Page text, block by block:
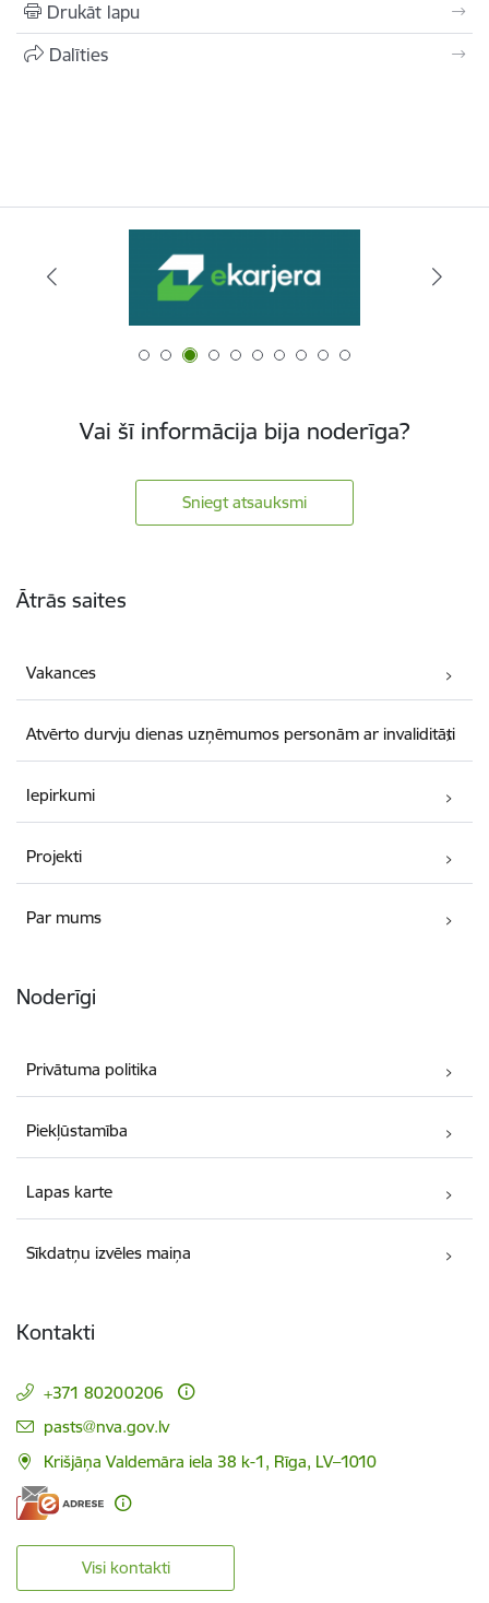
Drukāt lapu
Dalīties
Vai šī informācija bija noderīga?
Sniegt atsauksmi
Ātrās saites
Vakances
Atvērto durvju dienas uzņēmumos personām ar invaliditāti
Iepirkumi
Projekti
Par mums
Noderīgi
Privātuma politika
Piekļūstamība
Lapas karte
Sīkdatņu izvēles maiņa
Kontakti
+371 80200206
E-pasts:
pasts@nva.gov.lv
Krišjāņa Valdemāra iela 38 k-1, Rīga, LV–1010
Visi kontakti